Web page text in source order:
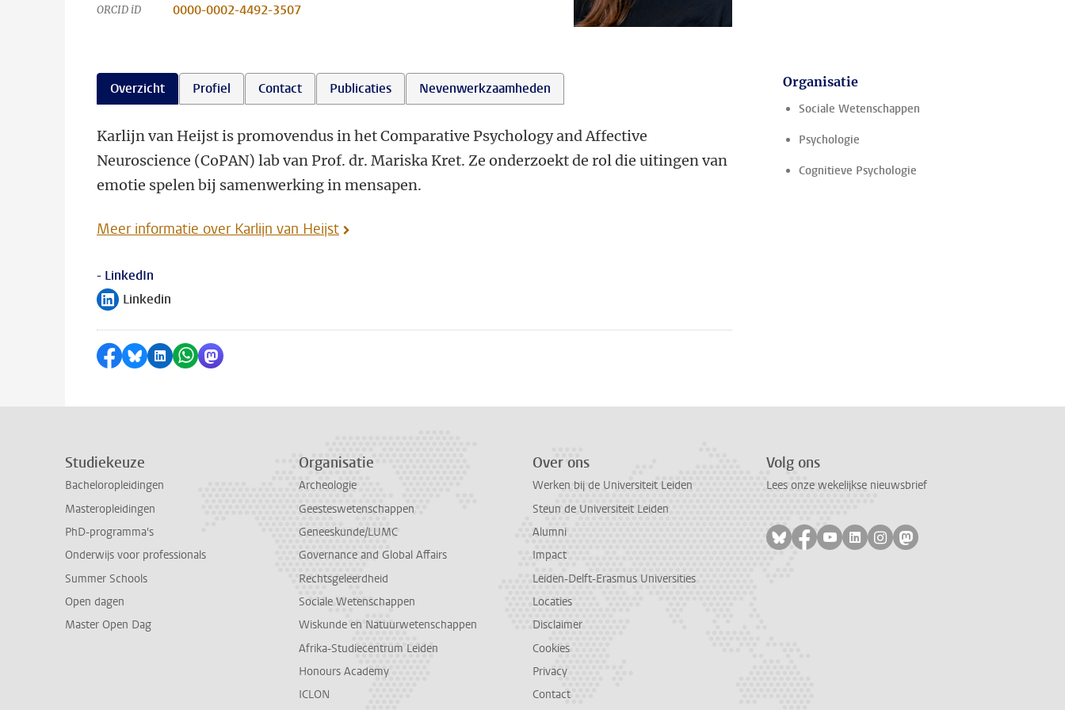
ORCID iD 0000-0002-4492-3507
Overzicht Profiel Contact Publicaties Nevenwerkzaamheden
Karlijn van Heijst is promovendus in het Comparative Psychology and Affective
Neuroscience (CoPAN) lab van Prof. dr. Mariska Kret. Ze onderzoekt de rol die uitingen van
emotie spelen bij samenwerking in mensapen.
Meer informatie over Karlijn van Heijst
- LinkedIn
Volg ons op
Linkedin
Delen op Facebook
Delen via Bluesky
Delen op LinkedIn
Delen via WhatsApp
Delen via Mastodon
Organisatie
Sociale Wetenschappen
Psychologie
Cognitieve Psychologie
Studiekeuze
Bacheloropleidingen
Masteropleidingen
PhD-programma's
Onderwijs voor professionals
Summer Schools
Open dagen
Master Open Dag
Organisatie
Archeologie
Geesteswetenschappen
Geneeskunde/LUMC
Governance and Global Affairs
Rechtsgeleerdheid
Sociale Wetenschappen
Wiskunde en Natuurwetenschappen
Afrika-Studiecentrum Leiden
Honours Academy
ICLON
Over ons
Werken bij de Universiteit Leiden
Steun de Universiteit Leiden
Alumni
Impact
Leiden-Delft-Erasmus Universities
Locaties
Disclaimer
Cookies
Privacy
Contact
Volg ons
Lees onze wekelijkse nieuwsbrief
Volg ons op bluesky
Volg ons op facebook
Volg ons op youtube
Volg ons op linkedin
Volg ons op instagram
Volg ons op mastodon